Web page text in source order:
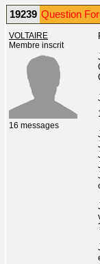
19239 Question
VOLTAIRE
Membre inscrit
16 messages